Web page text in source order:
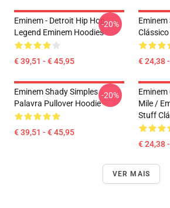
Eminem - Detroit Hip Hop
Legend Eminem Hoodies
€ 39,51 - € 45,95
-20%
Eminem
Clássico
€ 24,38
Eminem Shady Simples
Palavra Pullover Hoodie
€ 39,51 - € 45,95
-20%
Mile /
Stuff
€ 24,38
VER MAIS